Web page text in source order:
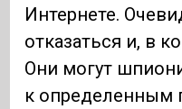
Интернете.
отказаться и, в
Они могут
к определенным